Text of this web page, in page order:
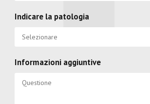
Indicare la patologia
Informazioni aggiuntive